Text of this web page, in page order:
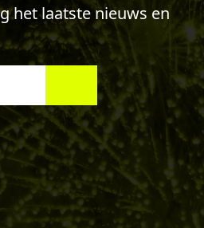
het laatste nieuws en